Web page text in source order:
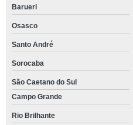
Barueri
Osasco
Santo André
Sorocaba
São Caetano do Sul
Campo Grande
Rio Brilhante